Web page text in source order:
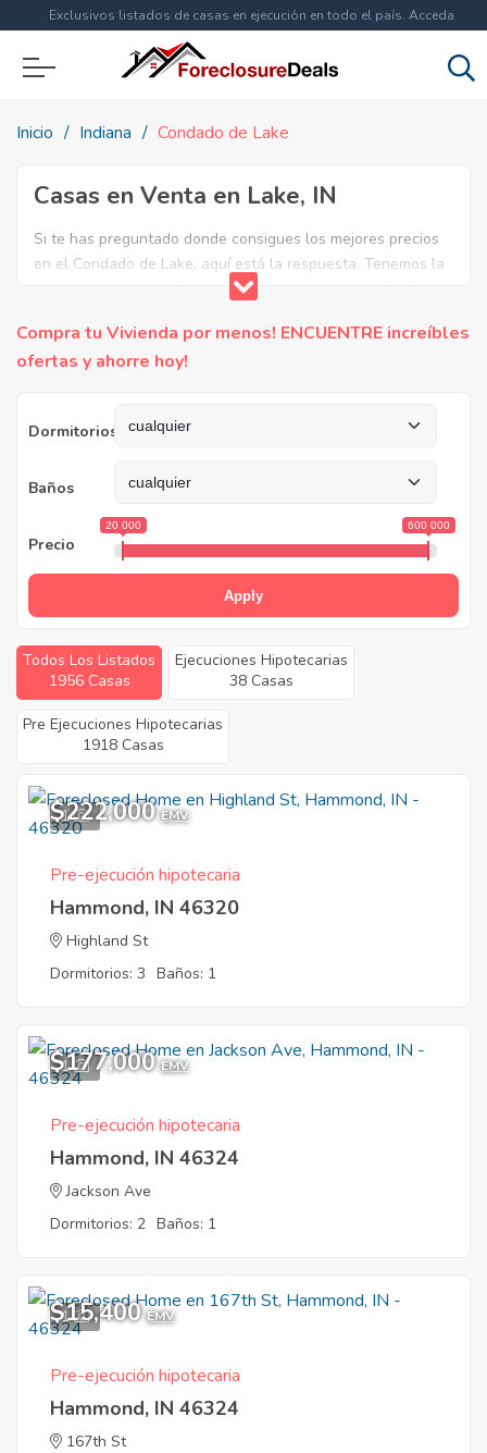
Exclusivos listados de casas en ejecución en todo el país. Acceda
ahora a
Inicio Indiana Condado de Lake
Casas en Venta en Lake, IN
Si te has preguntado donde consigues los mejores precios
en el Condado de Lake, aquí está la respuesta. Tenemos la
lista mas completa de casas en venta en el condado de
Ahorra en grande y compra casas reposeídas en el
Condado de Lake, IN.
Compra tu Vivienda por menos! ENCUENTRE increíbles
ofertas y ahorre hoy!
Dormitorios
Baños
Precio
20 000 600 000
Apply
Todos Los Listados
1956 Casas
Ejecuciones Hipotecarias
38 Casas
Pre Ejecuciones Hipotecarias
1918 Casas
1
$222,000 EMV
Pre-ejecución hipotecaria
Hammond, IN 46320
Highland St
Dormitorios: 3 Baños: 1
1
$177,000 EMV
Pre-ejecución hipotecaria
Hammond, IN 46324
Jackson Ave
Dormitorios: 2 Baños: 1
1
$15,400 EMV
Pre-ejecución hipotecaria
Hammond, IN 46324
167th St